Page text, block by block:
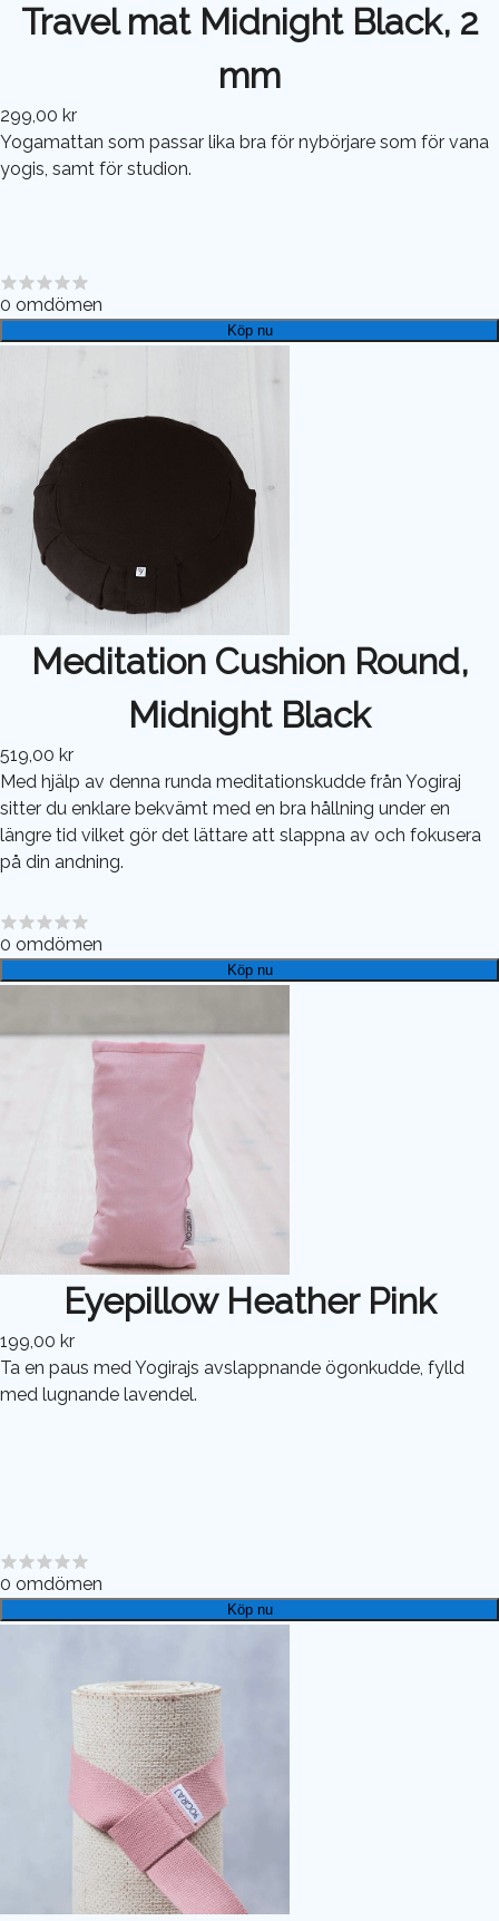
Travel mat Midnight Black, 2
mm
299,00 kr
Yogamattan som passar lika bra för nybörjare som för vana
yogis, samt för studion.
0 omdömen
Köp nu
Meditation Cushion Round,
Midnight Black
519,00 kr
Med hjälp av denna runda meditationskudde från Yogiraj
sitter du enklare bekvämt med en bra hållning under en
längre tid vilket gör det lättare att slappna av och fokusera
på din andning.
0 omdömen
Köp nu
Eyepillow Heather Pink
199,00 kr
Ta en paus med Yogirajs avslappnande ögonkudde, fylld
med lugnande lavendel.
0 omdömen
Köp nu